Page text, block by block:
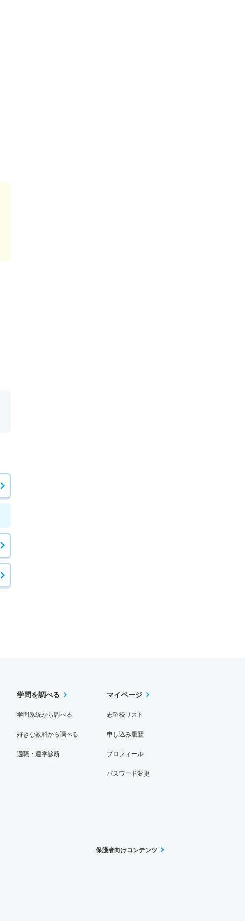
学問を調べる
学問系統から調べる
好きな教科から調べる
適職・適学診断
マイページ
志望校リスト
申し込み履歴
プロフィール
パスワード変更
保護者向けコンテンツ